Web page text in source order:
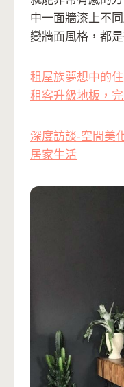
中一面牆漆上不
變牆面風格，都
租屋族夢想中的
租客升級地板，
深度訪談-空間美
居家生活